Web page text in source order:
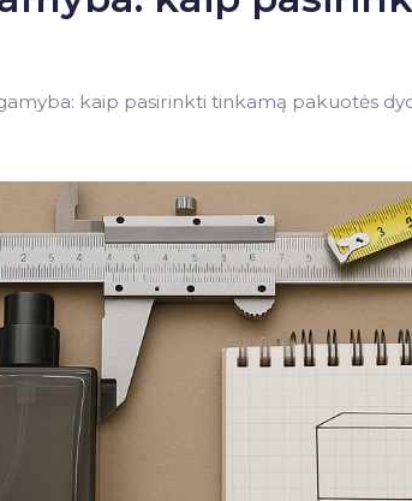
kaip pasirinkti tinkamą pakuotės